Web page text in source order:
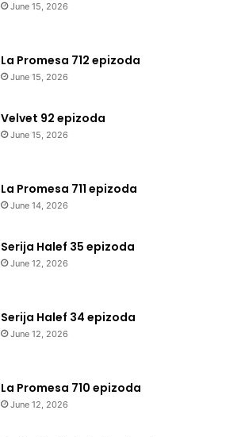
June 15, 2026
La Promesa 712 epizoda
June 15, 2026
Velvet 92 epizoda
June 15, 2026
La Promesa 711 epizoda
June 14, 2026
Serija Halef 35 epizoda
June 12, 2026
Serija Halef 34 epizoda
June 12, 2026
La Promesa 710 epizoda
June 12, 2026